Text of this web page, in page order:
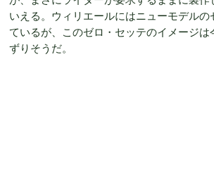
いえる。ウィリエールにはニューモデルの
ているが、このゼロ・セッテのイメージは
ずりそうだ。